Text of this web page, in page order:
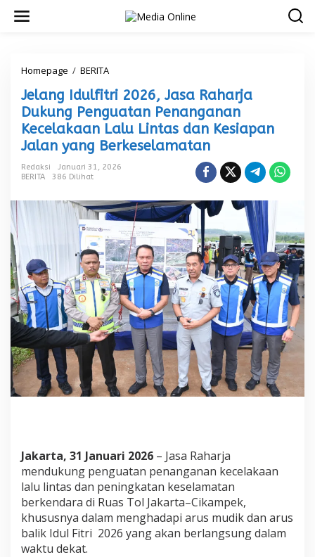
Homepage / BERITA
l
a
n
g
I
u
i
t
r
i
2
0
2
6
,
J
a
s
a
a
h
D
u
k
u
n
g
P
Jelang Idulfitri 2026, Jasa Raharja
Dukung Penguatan Penanganan
Kecelakaan Lalu Lintas dan Kesiapan
Jalan yang Berkeselamatan
Redaksi
Januari 31, 2026
BERITA
386 Dilihat
Jakarta, 31 Januari 2026 – Jasa Raharja
mendukung penguatan penanganan kecelakaan
lalu lintas dan peningkatan keselamatan
berkendara di Ruas Tol Jakarta–Cikampek,
khususnya dalam menghadapi arus mudik dan arus
balik Idul Fitri 2026 yang akan berlangsung dalam
waktu dekat.